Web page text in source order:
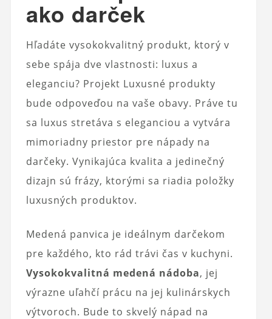
ako darček
Hľadáte vysokokvalitný produkt, ktorý v
sebe spája dve vlastnosti: luxus a
eleganciu? Projekt Luxusné produkty
bude odpoveďou na vaše obavy. Práve tu
sa luxus stretáva s eleganciou a vytvára
mimoriadny priestor pre nápady na
darčeky. Vynikajúca kvalita a jedinečný
dizajn sú frázy, ktorými sa riadia položky
luxusných produktov.
Medená panvica je ideálnym darčekom
pre každého, kto rád trávi čas v kuchyni.
Vysokokvalitná medená nádoba, jej
výrazne uľahčí prácu na jej kulinárskych
výtvoroch. Bude to skvelý nápad na